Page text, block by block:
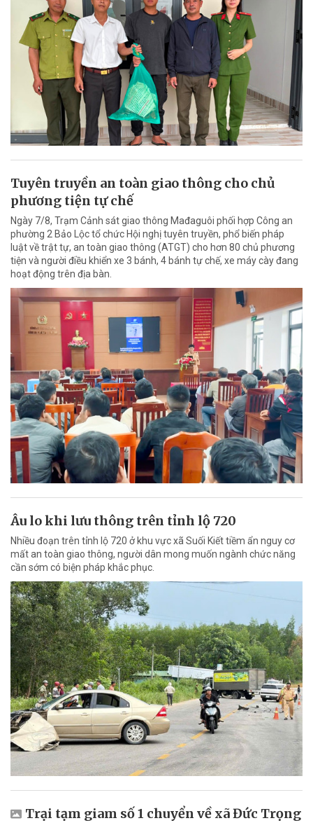
Tuyên truyền an toàn giao thông cho chủ
phương tiện tự chế
Ngày 7/8, Trạm Cảnh sát giao thông Mađaguôi phối hợp Công an
phường 2 Bảo Lộc tổ chức Hội nghị tuyên truyền, phổ biến pháp
luật về trật tự, an toàn giao thông (ATGT) cho hơn 80 chủ phương
tiện và người điều khiển xe 3 bánh, 4 bánh tự chế, xe máy cày đang
hoạt động trên địa bàn.
Âu lo khi lưu thông trên tỉnh lộ 720
Nhiều đoạn trên tỉnh lộ 720 ở khu vực xã Suối Kiết tiềm ẩn nguy cơ
mất an toàn giao thông, người dân mong muốn ngành chức năng
cần sớm có biện pháp khắc phục.
Trại tạm giam số 1 chuyển về xã Đức Trọng